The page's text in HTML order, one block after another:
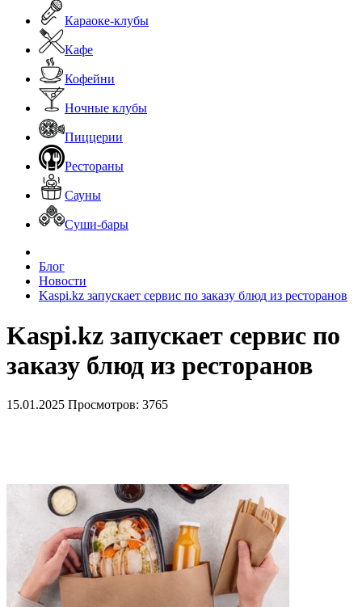
Караоке-клубы
Кафе
Кофейни
Ночные клубы
Пиццерии
Рестораны
Сауны
Суши-бары
Блог
Новости
Kaspi.kz запускает сервис по заказу блюд из ресторанов
Kaspi.kz запускает сервис по
заказу блюд из ресторанов
15.01.2025 Просмотров: 3765